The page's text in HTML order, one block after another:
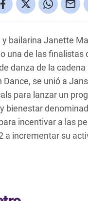
y bailarina Janette
una de las finalistas
danza de la cadena
Dance, se unió a
para lanzar un
bienestar
incentivar a las
a incrementar su